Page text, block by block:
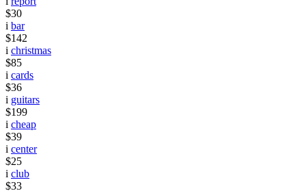
$30
i bar
$142
i christmas
$85
i cards
$36
i guitars
$199
i cheap
$39
i center
$25
i club
$33